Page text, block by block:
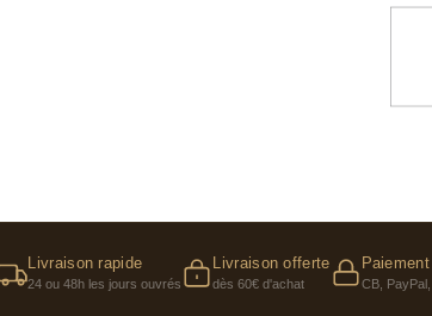
Livraison rapide
24 ou 48h les jours ouvrés
Livraison offerte
dès 60€ d'achat CB,